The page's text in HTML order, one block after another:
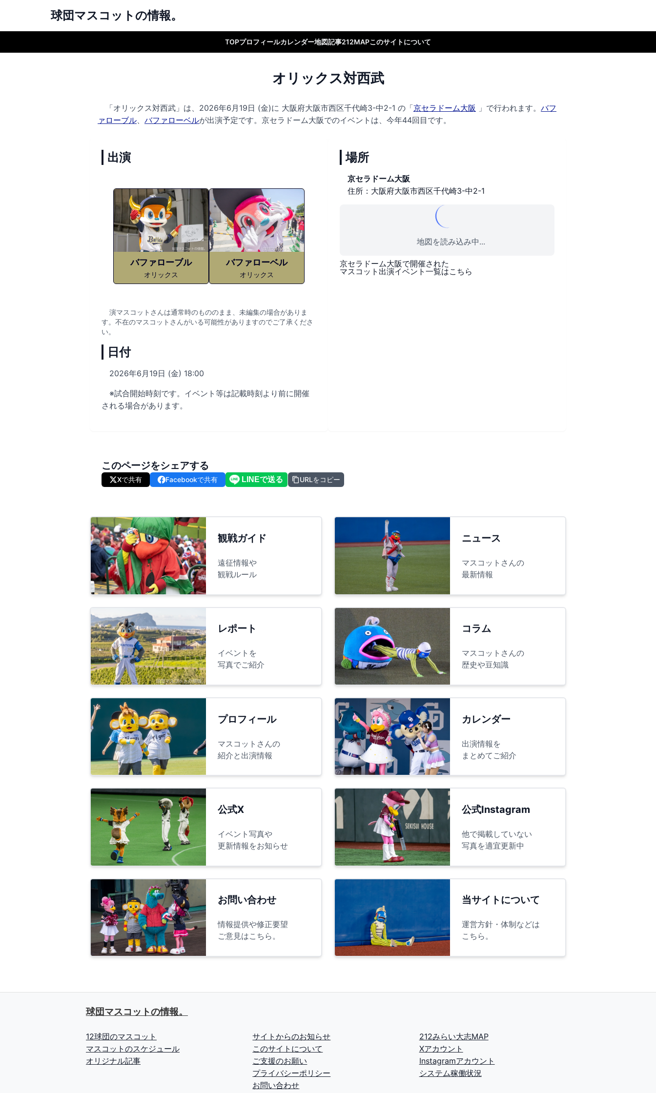
球団マスコットの情報。
TOPプロフィールカレンダー地図記事212MAPこのサイトについて
オリックス対西武
「オリックス対西武」は、2026年6月19日 (金)に 大阪府大阪市西区千代崎3-中2-1 の 「京セラドーム大阪 」で行われます。 バフ
ァローブル、 バファローベルが出演予定です。 京セラドーム大阪でのイベントは、今年44回目です。
出演
バファローブル
オリックス
バファローベル
オリックス
演マスコットさんは通常時のもののまま、未編集の場合がありま
す。不在のマスコットさんがいる可能性がありますのでご了承くださ
い。
日付
2026年6月19日 (金) 18:00
※試合開始時刻です。イベント等は記載時刻より前に開催
される場合があります。
場所
京セラドーム大阪
住所：大阪府大阪市西区千代崎3-中2-1
地図を読み込み中...
京セラドーム大阪で開催された
マスコット出演イベント一覧はこちら
このページをシェアする
Xで共有 Facebookで共有 URLをコピー
観戦ガイド
遠征情報や
観戦ルール
ニュース
マスコットさんの
最新情報
レポート
イベントを
写真でご紹介
コラム
マスコットさんの
歴史や豆知識
プロフィール
マスコットさんの
紹介と出演情報
カレンダー
出演情報を
まとめてご紹介
公式X
イベント写真や
更新情報をお知らせ
公式Instagram
他で掲載していない
写真を適宜更新中
お問い合わせ
情報提供や修正要望
ご意見はこちら。
当サイトについて
運営方針・体制などは
こちら。
球団マスコットの情報。
12球団のマスコット
マスコットのスケジュール
オリジナル記事
サイトからのお知らせ
このサイトについて
ご支援のお願い
プライバシーポリシー
お問い合わせ
212みらい大志MAP
Xアカウント
Instagramアカウント
システム稼働状況